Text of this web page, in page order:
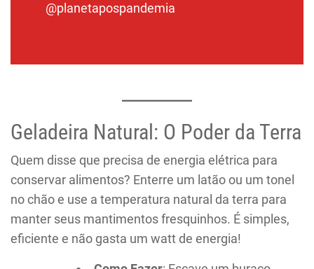
@planetapospandemia
Geladeira Natural: O Poder da Terra
Quem disse que precisa de energia elétrica para
conservar alimentos? Enterre um latão ou um tonel
no chão e use a temperatura natural da terra para
manter seus mantimentos fresquinhos. É simples,
eficiente e não gasta um watt de energia!